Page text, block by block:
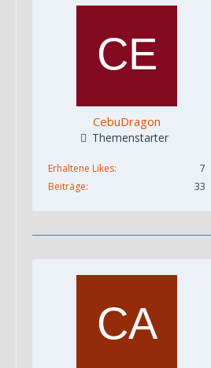
CebuDragon
Themenstarter
Erhaltene Likes
7
Beiträge
33